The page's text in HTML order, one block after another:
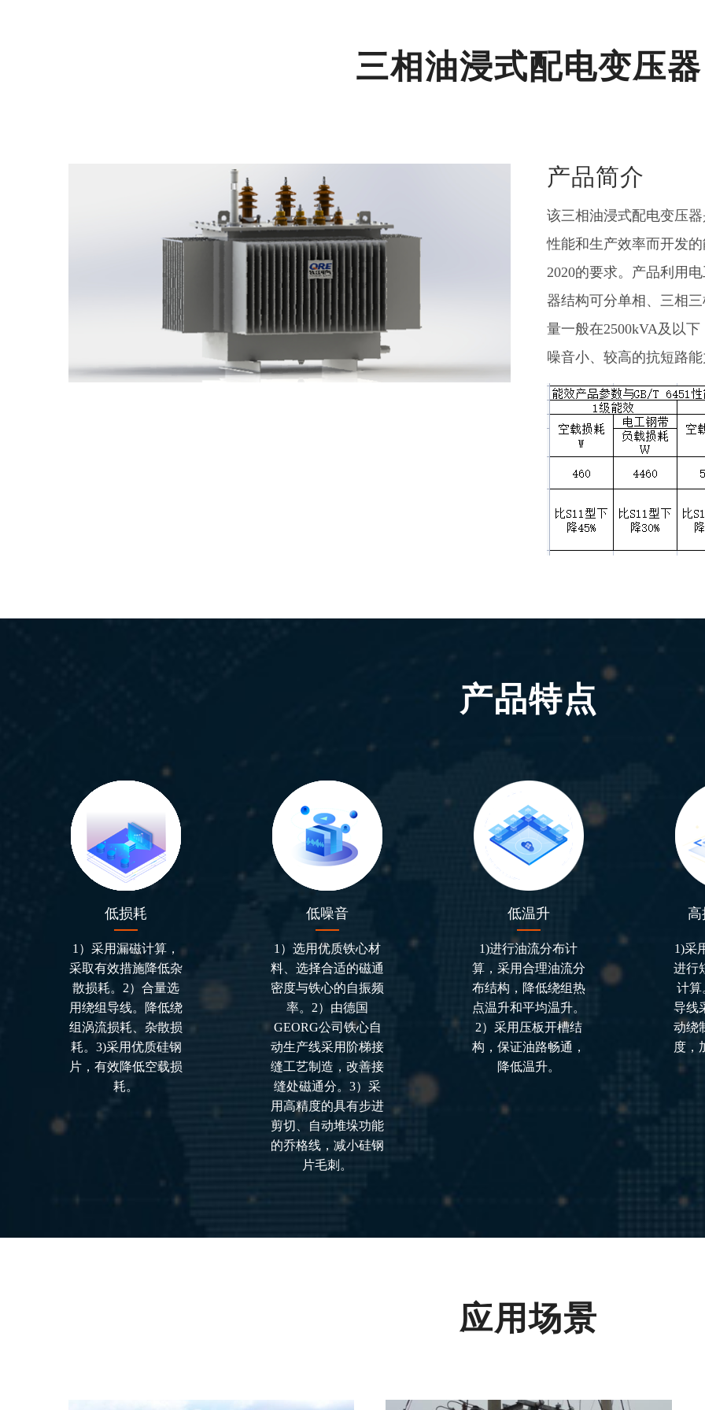
三相油浸式配电变压器
产品简介
该三相油浸式配电变压
性能和生产效率而开发
2020的要求。产品利用
器结构可分单相、三相
量一般在2500kVA及以
噪音小、较高的抗短路
产品特点
低损耗
1）采用漏磁计算，
采取有效措施降低杂
散损耗。2）合量选
用绕组导线。降低绕
组涡流损耗、杂散损
耗。3)采用优质硅钢
片，有效降低空载损
耗。
低噪音
1）选用优质铁心材
料、选择合适的磁通
密度与铁心的自振频
率。2）由德国
GEORG公司铁心自
动生产线采用阶梯接
缝工艺制造，改善接
缝处磁通分。3）采
用高精度的具有步进
剪切、自动堆垛功能
的乔格线，减小硅钢
片毛刺。
低温升
1)进行油流分布计
算，采用合理油流分
布结构，降低绕组热
点温升和平均温升。
2）采用压板开槽结
构，保证油路畅通，
降低温升。
高
1)采
进行
计算
导线
动绕
度，
应用场景